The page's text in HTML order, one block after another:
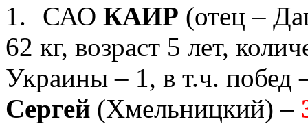
1.
САО КАИР (отец –
62 кг, возраст 5 лет,
Украины – 1, в т.ч. побед
Сергей (Хмельницкий) –